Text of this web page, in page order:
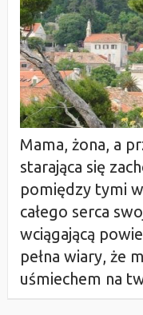
Mama, żona, a
starająca się
pomiędzy tymi
całego serca
wciągającą
pełna wiary, że
uśmiechem na